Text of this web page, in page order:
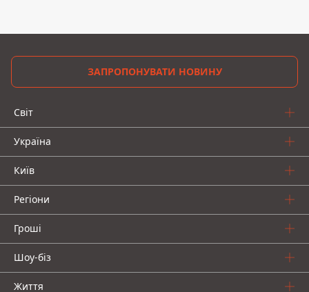
ЗАПРОПОНУВАТИ НОВИНУ
Світ
Україна
Київ
Регіони
Гроші
Шоу-біз
Життя